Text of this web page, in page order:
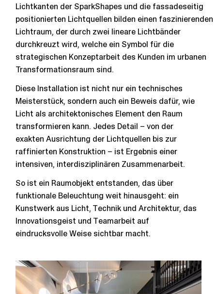
Lichtkanten der SparkShapes und die fassadeseitig
positionierten Lichtquellen bilden einen faszinierenden
Lichtraum, der durch zwei lineare Lichtbänder
durchkreuzt wird, welche ein Symbol für die
strategischen Konzeptarbeit des Kunden im urbanen
Transformationsraum sind.
Diese Installation ist nicht nur ein technisches
Meisterstück, sondern auch ein Beweis dafür, wie
Licht als architektonisches Element den Raum
transformieren kann. Jedes Detail – von der
exakten Ausrichtung der Lichtquellen bis zur
raffinierten Konstruktion – ist Ergebnis einer
intensiven, interdisziplinären Zusammenarbeit.
So ist ein Raumobjekt entstanden, das über
funktionale Beleuchtung weit hinausgeht: ein
Kunstwerk aus Licht, Technik und Architektur, das
Innovationsgeist und Teamarbeit auf
eindrucksvolle Weise sichtbar macht.